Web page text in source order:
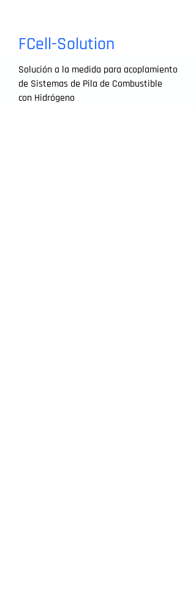
FCell-Solution
Solución a la medida para acoplamiento
de Sistemas de Pila de Combustible
con Hidrógeno